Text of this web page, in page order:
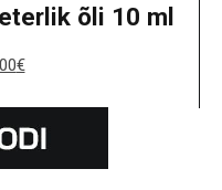
õli 10 ml
€